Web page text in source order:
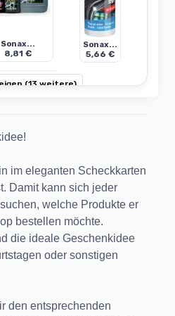
Sonax...
8,81 €
Sonax...
5,66 €
(13 weitere)
im eleganten Scheckkarten
Damit kann sich jeder
welche Produkte er
bestellen möchte.
die ideale Geschenkidee
oder sonstigen
den entsprechenden